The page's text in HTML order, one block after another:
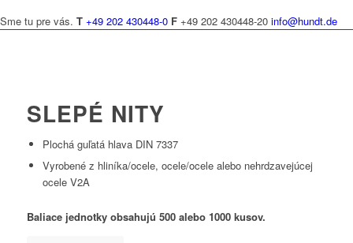
Sme tu pre vás. T +49 202 430448-0 F +49 202 430448-20 info@hundt.de
SLEPÉ NITY
Plochá guľatá hlava DIN 7337
Vyrobené z hliníka/ocele, ocele/ocele alebo nehrdzavejúcej
ocele V2A
Baliace jednotky obsahujú 500 alebo 1000 kusov.